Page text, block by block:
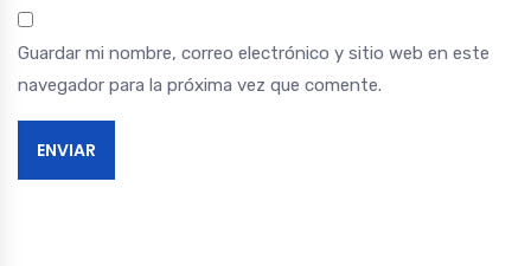
Guardar mi nombre, correo electrónico y sitio web en este
navegador para la próxima vez que comente.